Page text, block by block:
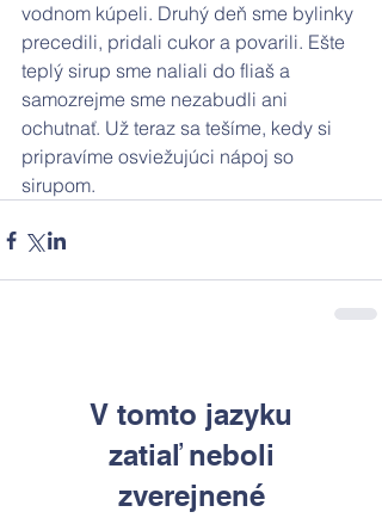
vodnom kúpeli. Druhý deň sme bylinky
precedili, pridali cukor a povarili. Ešte
teplý sirup sme naliali do fliaš a
samozrejme sme nezabudli ani
ochutnať. Už teraz sa tešíme, kedy si
pripravíme osviežujúci nápoj so
sirupom.
V tomto jazyku
zatiaľ neboli
zverejnené